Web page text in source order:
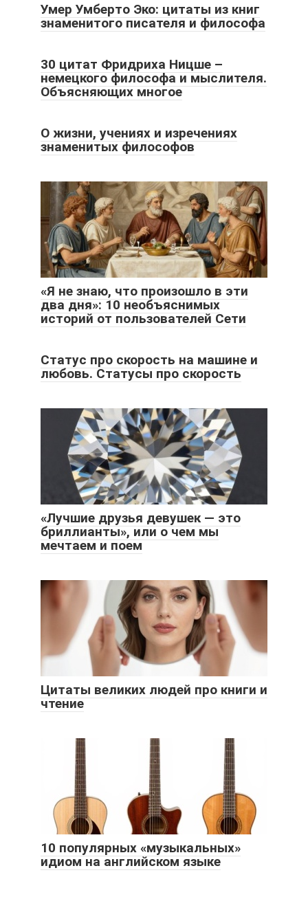
Умер Умберто Эко: цитаты из книг
знаменитого писателя и философа
30 цитат Фридриха Ницше –
немецкого философа и мыслителя.
Объясняющих многое
О жизни, учениях и изречениях
знаменитых философов
«Я не знаю, что произошло в эти
два дня»: 10 необъяснимых
историй от пользователей Сети
Статус про скорость на машине и
любовь. Статусы про скорость
«Лучшие друзья девушек — это
бриллианты», или о чем мы
мечтаем и поем
Цитаты великих людей про книги и
чтение
10 популярных «музыкальных»
идиом на английском языке